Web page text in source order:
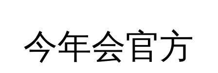
今年会官方